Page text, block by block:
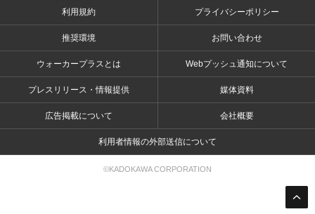
利用規約 プライバシーポリシー
推奨環境 お問い合わせ
ウォーカープラスとは Webプッシュ通知について
プレスリリース・情報提供 媒体資料
広告掲載について 会社概要
利用者情報の外部送信について
©KADOKAWA CORPORATION